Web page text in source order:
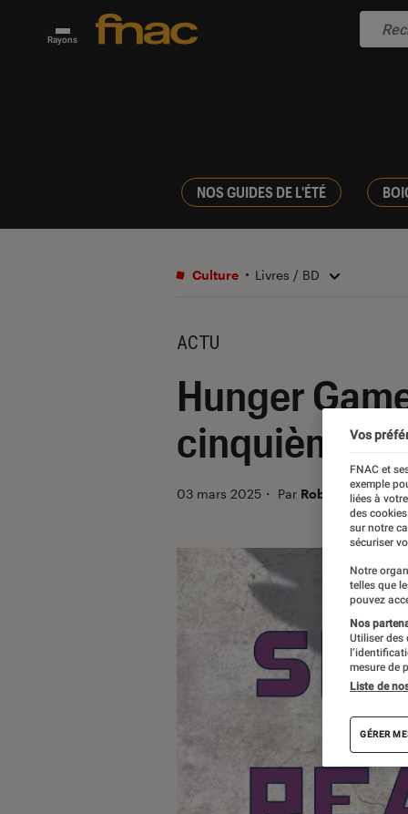
Rayons
NOS GUIDES DE L'ÉTÉ
Culture Livres / BD
ACTU
Hunger
cinquième
03 mars 2025 ・ Par Robin Negre
Vos
FNAC et
exemple
liées à
des
sur notre
sécuriser
Notre
telles que
pouvez
Nos
Utiliser des
mesure de
Liste de
GÉRER